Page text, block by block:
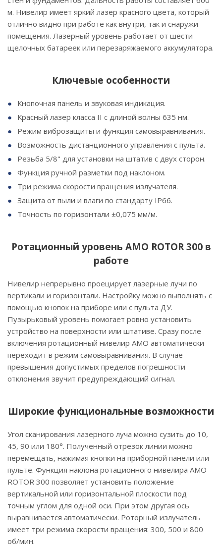
м. Нивелир имеет яркий лазер красного цвета, который
отлично видно при работе как внутри, так и снаружи
помещения. Лазерный уровень работает от шести
щелочных батареек или перезаряжаемого аккумулятора.
Ключевые особенности
Кнопочная панель и звуковая индикация.
Красный лазер класса II с длиной волны 635 нм.
Режим виброзащиты и функция самовыравнивания.
Возможность дистанционного управления с пульта.
Резьба 5/8" для установки на штатив с двух сторон.
Функция ручной разметки под наклоном.
Три режима скорости вращения излучателя.
Защита от пыли и влаги по стандарту IP66.
Точность по горизонтали ±0,075 мм/м.
Ротационный уровень AMO ROTOR 300 в
работе
Нивелир непрерывно проецирует лазерные лучи по
вертикали и горизонтали. Настройку можно выполнять с
помощью кнопок на приборе или с пульта ДУ.
Пузырьковый уровень помогает ровно установить
устройство на поверхности или штативе. Сразу после
включения ротационный нивелир AMO автоматически
переходит в режим самовыравнивания. В случае
превышения допустимых пределов погрешности
отклонения звучит предупреждающий сигнал.
Широкие функциональные возможности
Угол сканирования лазерного луча можно сузить до 10,
45, 90 или 180°. Полученный отрезок линии можно
перемещать, нажимая кнопки на приборной панели или
пульте. Функция наклона ротационного нивелира AMO
ROTOR 300 позволяет установить положение
вертикальной или горизонтальной плоскости под
точным углом для одной оси. При этом другая ось
выравнивается автоматически. Роторный излучатель
имеет три режима скорости вращения: 300, 500 и 800
об/мин.